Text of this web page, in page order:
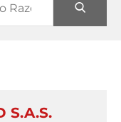
S.A.S.